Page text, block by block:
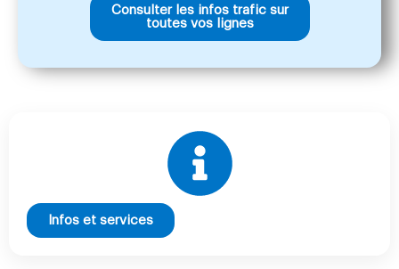
Consulter les infos trafic sur
toutes vos lignes
Infos et services